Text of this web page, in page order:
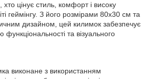
хто цінує стиль, комфорт і високу
геймінгу. З його розмірами 80x30 см та
дизайном, цей килимок забезпечує
функціональності та візуального
виконане з використанням